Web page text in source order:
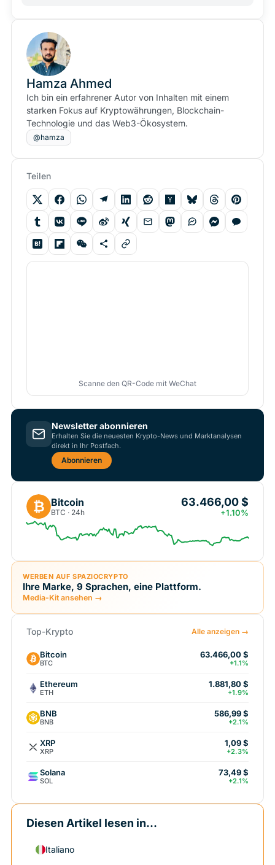
Hamza Ahmed
Ich bin ein erfahrener Autor von Inhalten mit einem
starken Fokus auf Kryptowährungen, Blockchain-
Technologie und das Web3-Ökosystem.
@hamza
Teilen
Scanne den QR-Code mit WeChat
Newsletter abonnieren
Erhalten Sie die neuesten Krypto-News und Marktanalysen
direkt in Ihr Postfach.
Abonnieren
₿ Bitcoin
BTC · 24h
63.466,00 $
+1.10%
WERBEN AUF SPAZIOCRYPTO
Ihre Marke, 9 Sprachen, eine Plattform.
Media-Kit ansehen →
Top-Krypto Alle anzeigen →
Bitcoin
BTC
63.466,00 $
+1.1%
Ethereum
ETH
1.881,80 $
+1.9%
BNB
BNB
586,99 $
+2.1%
XRP
XRP
1,09 $
+2.3%
Solana
SOL
73,49 $
+2.1%
Diesen Artikel lesen in...
Italiano